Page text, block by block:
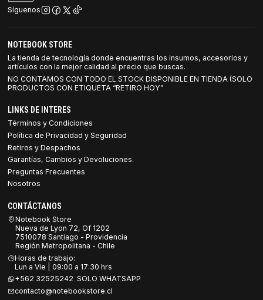
Síguenos
NOTEBOOK STORE
La tienda de tecnología donde encuentras los insumos, accesorios y
artículos con la mejor calidad al precio que buscas.
NO CONTAMOS CON TODO EL STOCK DISPONIBLE EN TIENDA (SOLO
PRODUCTOS CON ETIQUETA “RETIRO HOY”
LINKS DE INTERES
Términos y Condiciones
Política de Privacidad y Seguridad
Retiros y Despachos
Garantías, Cambios y Devoluciones.
Preguntas Frecuentes
Nosotros
CONTÁCTANOS
Notebook Store
Nueva de Lyon 72, Of 1202
7510078 Santiago - Providencia
Región Metropolitana - Chile
Horas de trabajo:
Lun a Vie | 09:00 a 17:30 hrs
+562 32525242 SOLO WHATSAPP
contacto@notebookstore.cl